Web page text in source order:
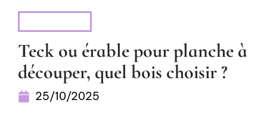
Teck ou érable pour planche à
découper, quel bois choisir ?
25/10/2025